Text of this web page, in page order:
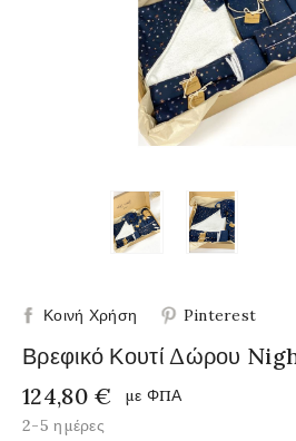
Κοινή Χρήση Pinterest
Βρεφικό Κουτί Δώρου
124,80 €
με ΦΠΑ
2-5 ημέρες